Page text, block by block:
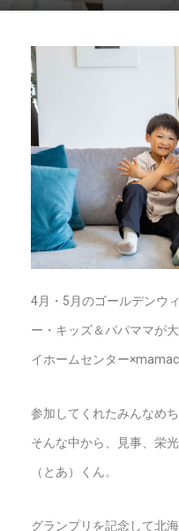
4月・5月のゴールデンウ
ー・キッズ＆パパママが
イホームセンター
参加してくれたみんなめ
そんな中から、見事、栄
（とあ）くん。
グランプリを記念して北